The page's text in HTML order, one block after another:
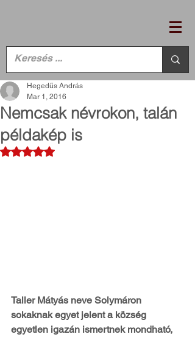
Nemcsak névrokon, talán
példakép is
Hegedűs András
Mar 1, 2016
Rated NaN out of 5 stars.
Taller Mátyás neve Solymáron
sokaknak egyet jelent a község
egyetlen igazán ismertnek mondható,